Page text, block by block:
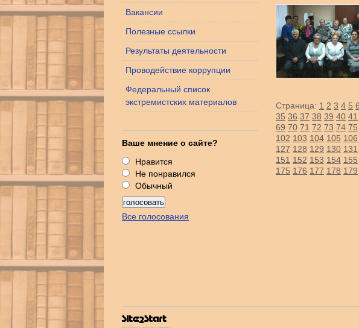
Вакансии
Полезные ссылки
Результаты деятельности
Проводействие коррупции
Федеральный список
экстремистских материалов
Ваше мнение о сайте?
Нравится
Не понравился
Обычный
Все голосования
Страница: 1 2 3 4 5 6
35 36 37 38 39 40 41
69 70 71 72 73 74 75
102 103 104 105 106
127 128 129 130 131
151 152 153 154 155
175 176 177 178 179